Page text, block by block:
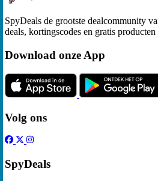
SpyDeals de grootste dealcommunity
deals, kortingscodes en gratis producten
Download onze App
Volg ons
SpyDeals